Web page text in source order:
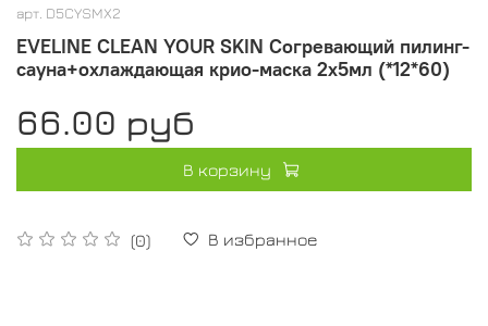
арт. D5CYSMX2
EVELINE CLEAN YOUR SKIN Согревающий пилинг-
сауна+охлаждающая крио-маска 2х5мл (*12*60)
(0) В избранное
66.00 руб
В корзину